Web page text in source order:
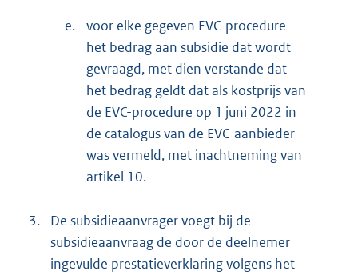
e.
voor elke gegeven EVC-procedure
het bedrag aan subsidie dat wordt
gevraagd, met dien verstande dat
het bedrag geldt dat als kostprijs van
de EVC-procedure op 1 juni 2022 in
de catalogus van de EVC-aanbieder
was vermeld, met inachtneming van
artikel 10.
3.
De subsidieaanvrager voegt bij de
subsidieaanvraag de door de deelnemer
ingevulde prestatieverklaring volgens het